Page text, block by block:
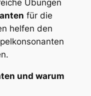
Übungen
für die
helfen den
und warum